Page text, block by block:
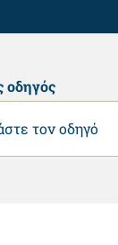
οδηγός
τον οδηγό